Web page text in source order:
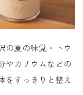
の夏の味覚・トウ
やカリウムなどの
をすっきりと整え